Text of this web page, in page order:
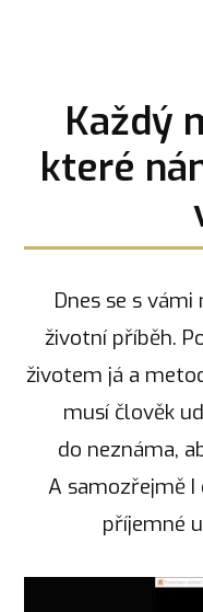
Každý
které
Dnes se s
životní příběh.
životem já a
musí člověk
do neznáma,
A samozřejmě I
příjemné